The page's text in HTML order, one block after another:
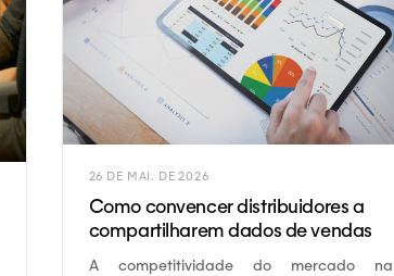
26 DE MAI. DE 2026
Como convencer distribuidores a
compartilharem dados de vendas
A competitividade do mercado na